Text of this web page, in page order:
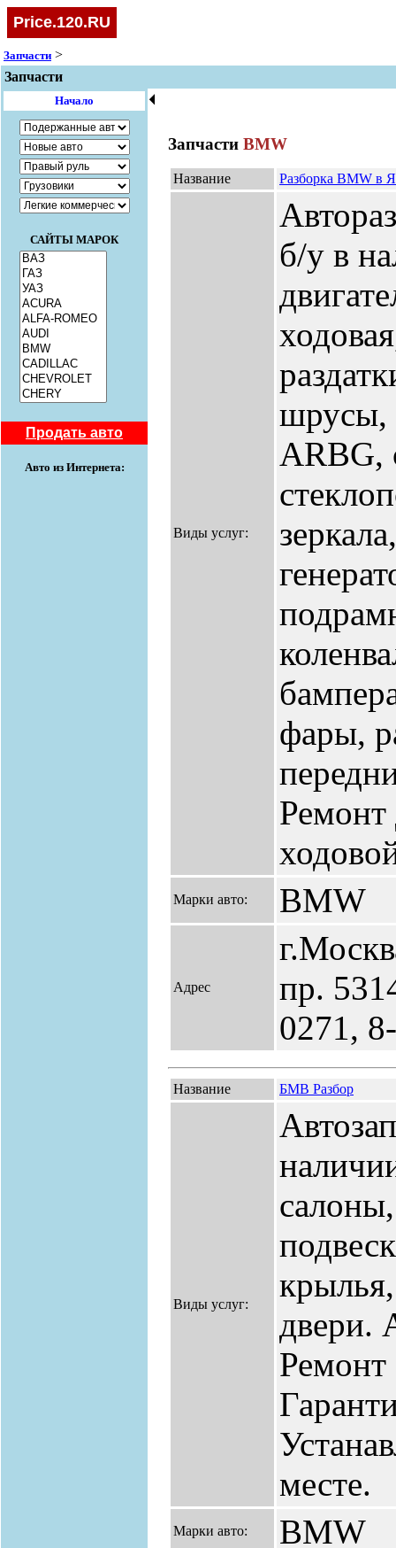
Price.120.RU
Запчасти >
Запчасти
Начало
САЙТЫ МАРОК
Продать авто
Авто из Интернета:
🞀
Запчасти BMW
Название Разборка BMW в
Виды услуг:
б/у в
шрусы,
ARBG,
фары,
Ремонт
Марки авто: BMW
Адрес
пр.
0271,
Название БМВ Разбор
Виды услуг:
двери.
месте.
Марки авто: BMW